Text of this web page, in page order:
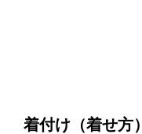
着付け（着せ方）